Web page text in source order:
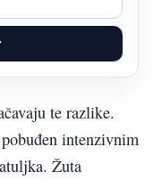
te razlike.
intenzivnim
Žuta